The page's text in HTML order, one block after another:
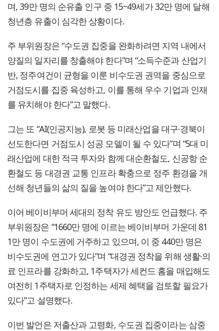
며, 39만 명의 순유출 인구 중 15~49세가 32만 명에 달해
청년층 유출이 심각한 상황이다.
주 부위원장은 “수도권 집중을 완화하려면 지역 내에서
양질의 일자리를 창출해야 한다”며 “소득수준과 산업기
반, 정주여건이 균형을 이룬 비수도권 권역을 중심으로
거점도시를 집중 육성하고, 이를 통해 우수 기업과 인재
를 유치해야 한다”고 말했다.
그는 또 “AI(인공지능), 로봇 등 미래산업을 대구·경북이
선도한다면 거점도시 성공 모델이 될 수 있다”며 “5대 미
래산업에 대한 적극 투자와 함께 대순환철도, 신공항 순
환철도 등 대경권 교통 인프라 확충으로 정주 환경을 개
선해 청년들의 삶의 질을 높여야 한다”고 제안했다.
이어 베이비부머 세대의 정착 유도 방안도 언급했다. 주
부위원장은 “1660만 명에 이르는 베이비부머 가운데 81
1만 명이 수도권에 거주하고 있으며, 이 중 440만 명은
비수도권에 연고가 있다”며 “대경권 정착을 위해 생활·의
료 인프라를 강화하고, 1주택자가 세컨드 홈을 매입해도
여전히 1주택자로 인정하는 세제 혜택을 검토할 필요가
있다”고 설명했다.
이번 발언은 저출산과 고령화, 수도권 집중이라는 삼중